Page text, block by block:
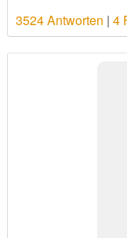
3524 Antworten | 4